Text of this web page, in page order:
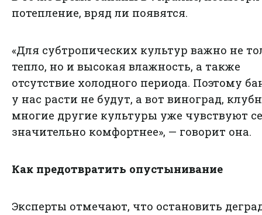
потепление, вряд ли появятся.
«Для субтропических культур важно не
тепло, но и высокая влажность, а также
отсутствие холодного периода. Поэтому
у нас расти не будут, а вот виноград,
многие другие культуры уже чувствуют
значительно комфортнее», — говорит она.
Как предотвратить опустынивание
Эксперты отмечают, что остановить